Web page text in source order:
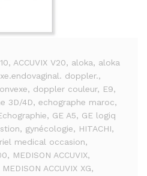
, ACCUVIX V20, aloka, aloka
doppler.,
, doppler couleur, E9,
3D/4D, echographe maroc,
, GE A5, GE logiq
, gynécologie, HITACHI,
medical occasion,
, MEDISON ACCUVIX,
MEDISON ACCUVIX XG,